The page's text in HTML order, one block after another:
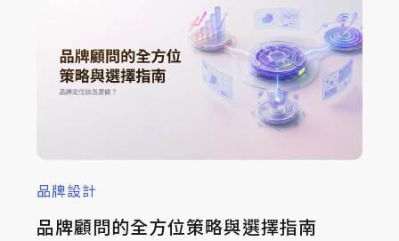
品牌設計
品牌顧問的全方位策略與選擇指南